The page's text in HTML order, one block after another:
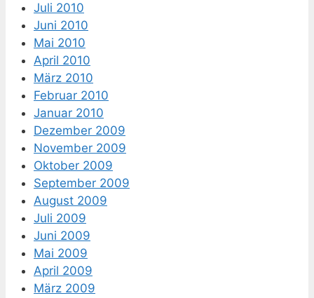
Juli 2010
Juni 2010
Mai 2010
April 2010
März 2010
Februar 2010
Januar 2010
Dezember 2009
November 2009
Oktober 2009
September 2009
August 2009
Juli 2009
Juni 2009
Mai 2009
April 2009
März 2009